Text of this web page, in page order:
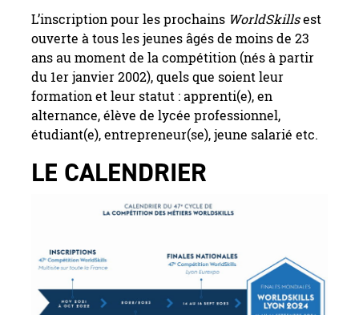
L’inscription pour les prochains WorldSkillsest
ouverte à tous les jeunes âgés de moins de 23
ans au moment de la compétition (nés à partir
du 1er janvier 2002), quels que soient leur
formation et leur statut : apprenti(e), en
alternance, élève de lycée professionnel,
étudiant(e), entrepreneur(se), jeune salarié etc.
LE CALENDRIER